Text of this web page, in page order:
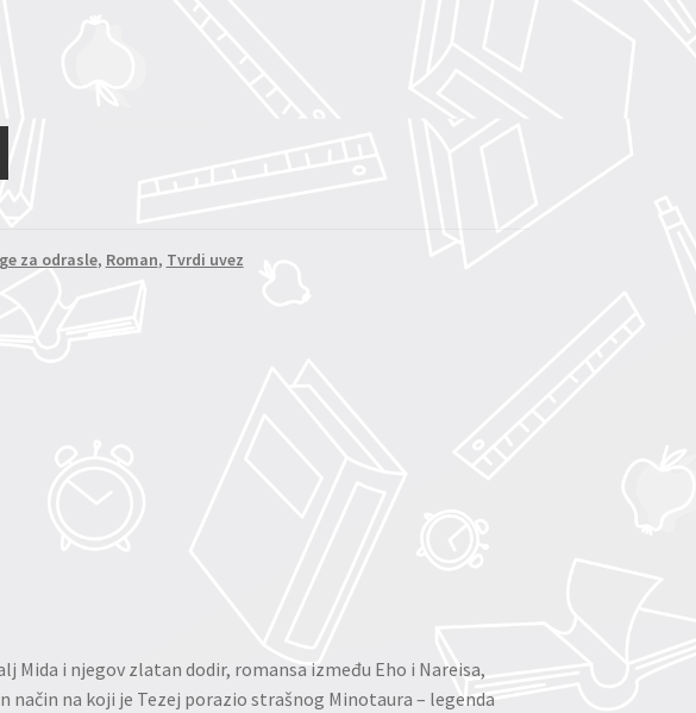
za odrasle, Roman, Tvrdi uvez
Mida i njegov zlatan dodir, romansa između Eho i Nareisa,
način na koji je Tezej porazio strašnog Minotaura – legenda